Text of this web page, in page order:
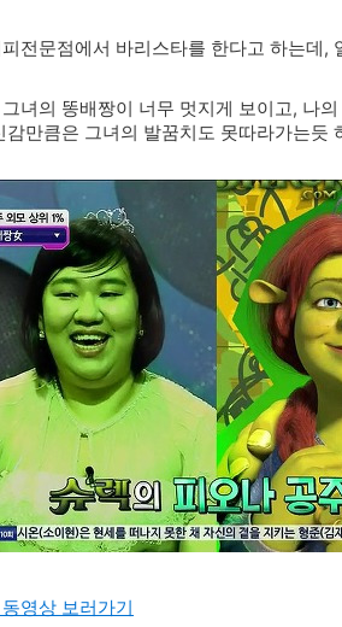
전문점에서 바리스타를 한다고 하는데,
녀의 똥배짱이 너무 멋지게 보이고, 나
감만큼은 그녀의 발꿈치도 못따라가는듯
영상 보러가기